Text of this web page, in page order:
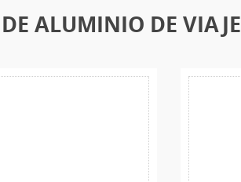
ALUMINIO DE VIAJE